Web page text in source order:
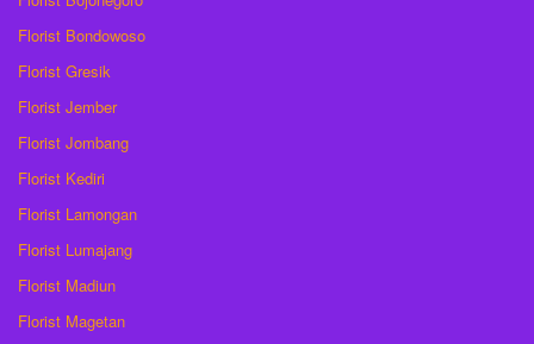
Florist Bondowoso
Florist Gresik
Florist Jember
Florist Jombang
Florist Kediri
Florist Lamongan
Florist Lumajang
Florist Madiun
Florist Magetan